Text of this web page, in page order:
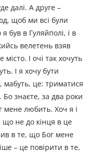
далі. А друге –
щоб ми всі були
був в Гуляйполі, і в
велетень взяв
І очі так хочуть
І я хочу бути
мабуть, це: триматися
знаєте, за два роки
мене любить. Хоч я і
не до кінця в це
в те, що Бог мене
– це повірити в те,